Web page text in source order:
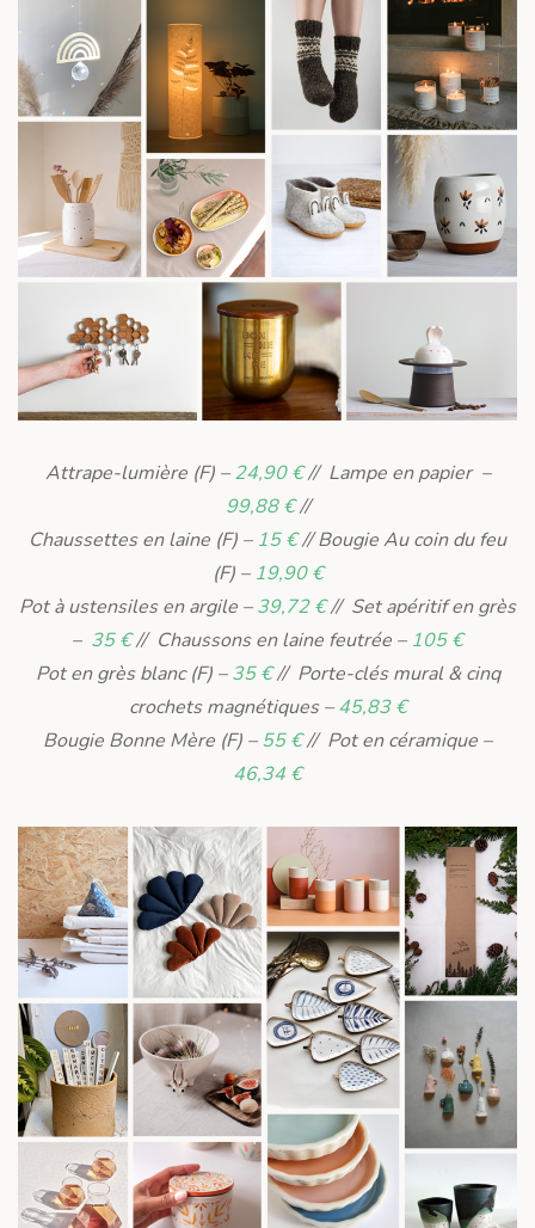
Attrape-lumière (F) –24,90 €// Lampe en papier –
99,88 €//
Chaussettes en laine (F) – 15 €// Bougie Au coin du feu
(F) – 19,90 €
Pot à ustensiles en argile –39,72 €// Set apéritif en grès
– 35 €// Chaussons en laine feutrée – 105 €
Pot en grès blanc (F) –35 €// Porte-clés mural & cinq
crochets magnétiques –45,83 €
Bougie Bonne Mère (F) –55 €// Pot en céramique –
46,34 €